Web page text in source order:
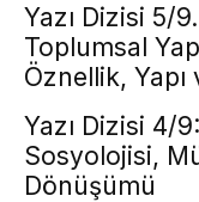
Yazı Dizisi 5/
Toplumsal
Öznellik,
Yazı Dizisi 4/
Sosyolojisi,
Dönüşümü